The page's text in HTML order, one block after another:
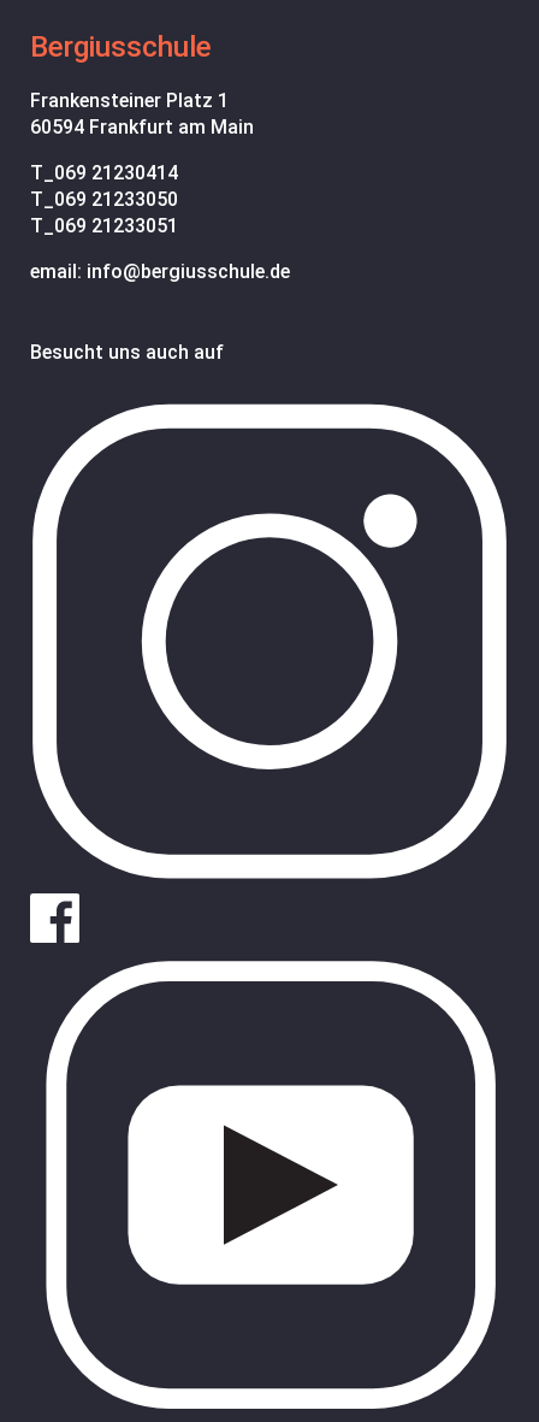
Bergiusschule
Frankensteiner Platz 1
60594 Frankfurt am Main
T_ 069 21230414
T_ 069 21233050
T_ 069 21233051
email: info@bergiusschule.de
Besucht uns auch auf